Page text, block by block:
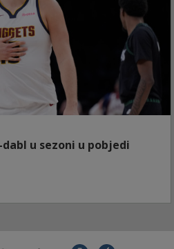
u sezoni u pobjedi